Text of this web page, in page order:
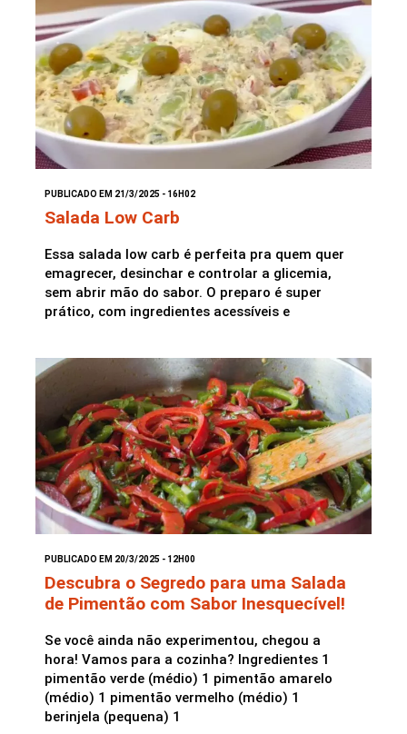
PUBLICADO EM 21/3/2025 - 16H02
Salada Low Carb
Essa salada low carb é perfeita pra quem quer
emagrecer, desinchar e controlar a glicemia,
sem abrir mão do sabor. O preparo é super
prático, com ingredientes acessíveis e
PUBLICADO EM 20/3/2025 - 12H00
Descubra o Segredo para uma Salada
de Pimentão com Sabor Inesquecível!
Se você ainda não experimentou, chegou a
hora! Vamos para a cozinha? Ingredientes 1
pimentão verde (médio) 1 pimentão amarelo
(médio) 1 pimentão vermelho (médio) 1
berinjela (pequena) 1